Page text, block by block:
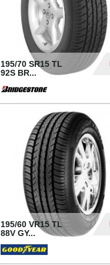
195/70 SR15 TL
92S BR...
195/60 VR15 TL
88V GY...